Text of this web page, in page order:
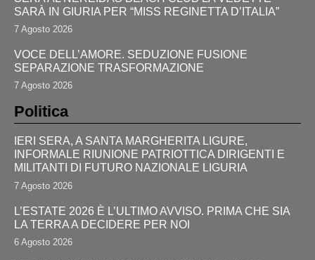
SARÀ IN GIURIA PER “MISS REGINETTA D’ITALIA”
7 Agosto 2026
VOCE DELL’AMORE. SEDUZIONE FUSIONE
SEPARAZIONE TRASFORMAZIONE
7 Agosto 2026
Politica
IERI SERA, A SANTA MARGHERITA LIGURE,
INFORMALE RIUNIONE PATRIOTTICA DIRIGENTI E
MILITANTI DI FUTURO NAZIONALE LIGURIA
7 Agosto 2026
L’ESTATE 2026 È L’ULTIMO AVVISO. PRIMA CHE SIA
LA TERRA A DECIDERE PER NOI
6 Agosto 2026